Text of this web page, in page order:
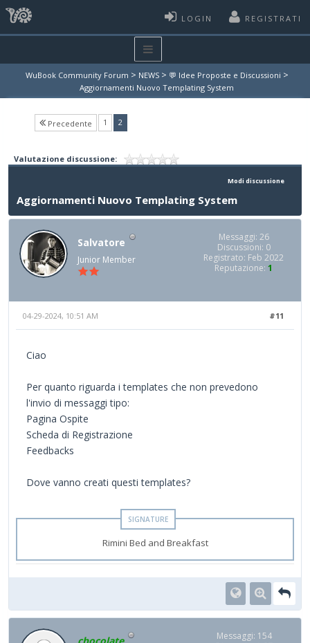
LOGIN REGISTRATI
WuBook Community Forum > NEWS > 💬 Idee Proposte e Discussioni >
Aggiornamenti Nuovo Templating System
Precedente 1 2(current)
Valutazione discussione:
Modi discussione
Aggiornamenti Nuovo Templating System
Salvatore
Junior Member
Messaggi: 26
Discussioni: 0
Registrato: Feb 2022
Reputazione: 1
#11
04-29-2024, 10:51 AM
Ciao
Per quanto riguarda i templates che non prevedono
l'invio di messaggi tipo:
Pagina Ospite
Scheda di Registrazione
Feedbacks
Dove vanno creati questi templates?
Rimini Bed and Breakfast
Messaggi: 154